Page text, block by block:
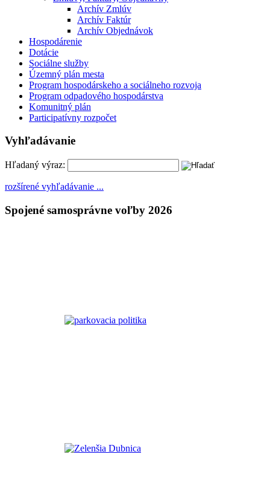
Archív Zmlúv
Archív Faktúr
Archív Objednávok
Hospodárenie
Dotácie
Sociálne služby
Územný plán mesta
Program hospodárskeho a sociálneho rozvoja
Program odpadového hospodárstva
Komunitný plán
Participatívny rozpočet
Vyhľadávanie
Hľadaný výraz:
rozšírené vyhľadávanie ...
Spojené samosprávne voľby 2026